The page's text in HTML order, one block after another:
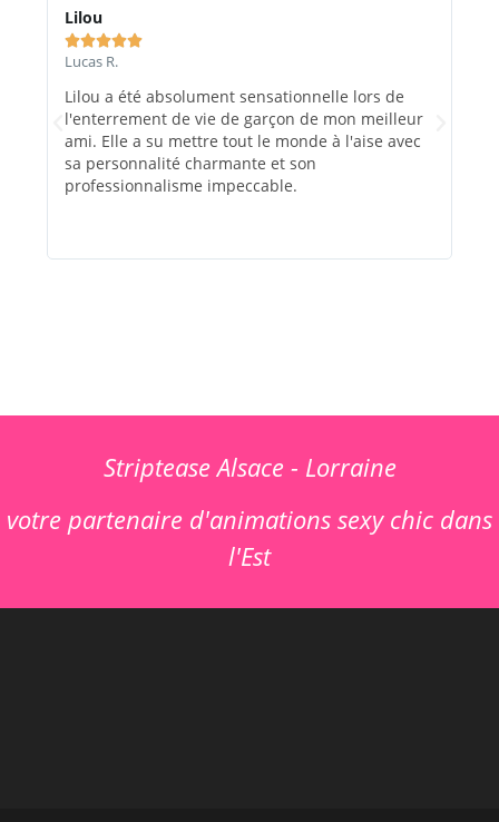
Lilou

Lucas R.
Lilou a été absolument sensationnelle lors de
l'enterrement de vie de garçon de mon meilleur
ami. Elle a su mettre tout le monde à l'aise avec
sa personnalité charmante et son
professionnalisme impeccable.
Striptease Alsace - Lorraine
votre partenaire d'animations sexy chic dans
l'Est